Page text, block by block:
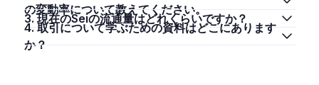
の変動率について教えてください。
3. 現在のSeiの流通量はどれくらいですか？
4. 取引について学ぶための資料はどこにあります
か？